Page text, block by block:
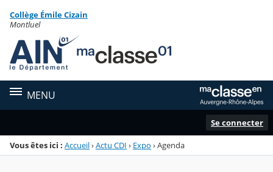
Menu de la rubrique
Contenu
Collège Émile Cizain
Montluel
MENU
Se connecter
Vous êtes ici : Accueil›Actu CDI › Expo ›Agenda